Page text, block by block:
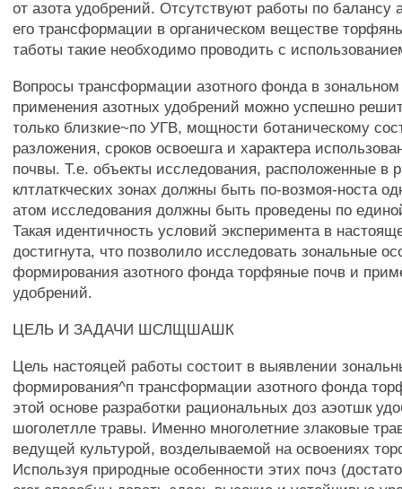
от азота удобрений. Отсутствуют работы по балансу
его трансформации в органическом веществе
таботы такие необходимо проводить с
Вопросы трансформации азотного фонда в зональном
применения азотных удобрений можно успешно
только близкие~по УГВ, мощности ботаническому
разложения, сроков освоешга и характера
почвы. Т.е. объекты исследования, расположенные в
клтлаткческих зонах должны быть по-возмоя-носта
атом исследования должны быть проведены по
Такая идентичность условий эксперимента в
достигнута, что позволило исследовать зональные
формирования азотного фонда торфяные почв и
удобрений.
ЦЕЛЬ И ЗАДАЧИ ШСЛЩШАШК
Цель настояцей работы состоит в выявлении
формирования^п трансформации азотного фонда
этой основе разработки рациональных доз аэотшк
шоголетлле травы. Именно многолетние злаковые
ведущей культурой, возделываемой на освоениях
Используя природные особенности этих почз